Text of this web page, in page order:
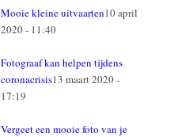
Mooie kleine uitvaarten10 april
2020 - 11:40
Fotograaf kan helpen tijdens
coronacrisis13 maart 2020 -
17:19
Vergeet een mooie foto van je